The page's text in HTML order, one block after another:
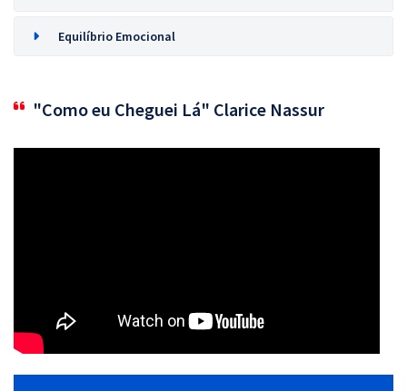
Equilíbrio Emocional
"Como eu Cheguei Lá" Clarice Nassur